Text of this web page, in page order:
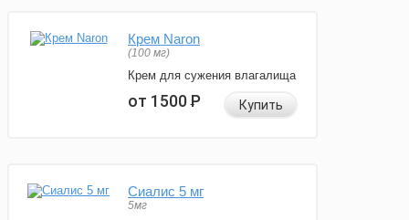
Крем Naron
(100 мг)
Крем для сужения влагалища
от 1500Р Купить
Сиалис 5 мг
5мг